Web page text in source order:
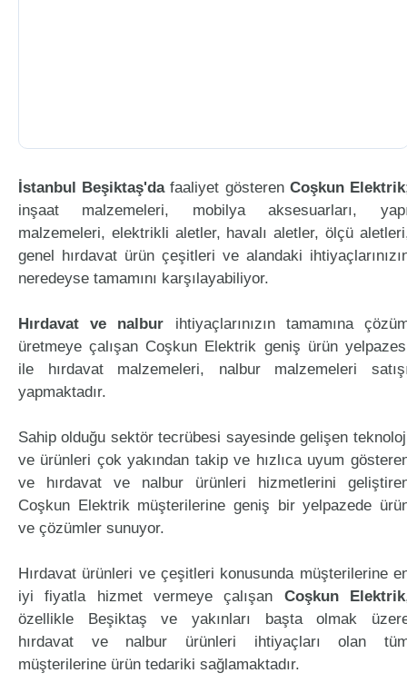
İstanbul Beşiktaş'dafaaliyet gösteren Coşkun Elektrik
inşaat malzemeleri, mobilya aksesuarları,
malzemeleri, elektrikli aletler, havalı aletler, ölçü
genel hırdavat ürün çeşitleri ve alandaki
neredeyse tamamını karşılayabiliyor.
Hırdavat ve nalbur ihtiyaçlarınızın tamamına
üretmeye çalışan Coşkun Elektrik geniş ürün
ile hırdavat malzemeleri, nalbur malzemeleri
yapmaktadır.
Sahip olduğu sektör tecrübesi sayesinde gelişen
ve ürünleri çok yakından takip ve hızlıca uyum
ve hırdavat ve nalbur ürünleri hizmetlerini
Coşkun Elektrik müşterilerine geniş bir yelpazede
ve çözümler sunuyor.
Hırdavat ürünleri ve çeşitleri konusunda müşterilerine
iyi fiyatla hizmet vermeye çalışan Coşkun Elektrik
özellikle Beşiktaş ve yakınları başta olmak
hırdavat ve nalbur ürünleri ihtiyaçları olan
müşterilerine ürün tedariki sağlamaktadır.